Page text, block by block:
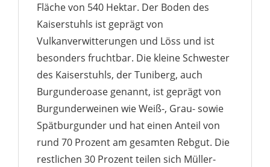
Fläche von 540 Hektar. Der Boden des
Kaiserstuhls ist geprägt von
Vulkanverwitterungen und Löss und ist
besonders fruchtbar. Die kleine Schwester
des Kaiserstuhls, der Tuniberg, auch
Burgunderoase genannt, ist geprägt von
Burgunderweinen wie Weiß-, Grau- sowie
Spätburgunder und hat einen Anteil von
rund 70 Prozent am gesamten Rebgut. Die
restlichen 30 Prozent teilen sich Müller-